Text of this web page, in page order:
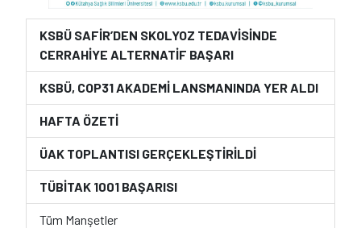
KSBÜ SAFİR’DEN SKOLYOZ TEDAVİSİNDE
CERRAHİYE ALTERNATİF BAŞARI
KSBÜ, COP31 AKADEMİ LANSMANINDA YER ALDI
HAFTA ÖZETİ
ÜAK TOPLANTISI GERÇEKLEŞTİRİLDİ
TÜBİTAK 1001 BAŞARISI
Tüm Manşetler